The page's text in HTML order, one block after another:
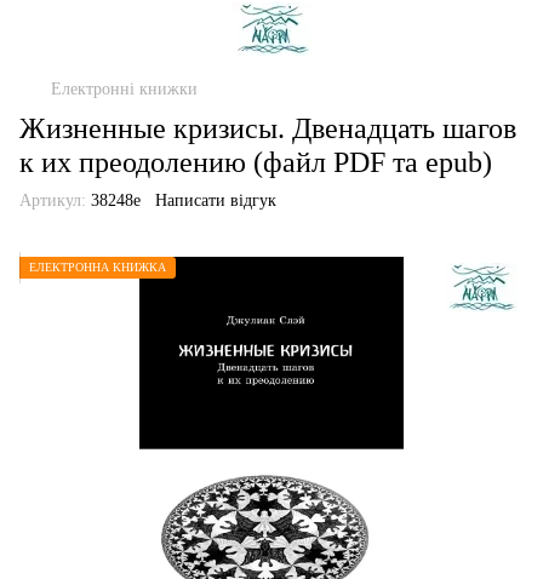
Електронні книжки
Жизненные кризисы. Двенадцать шагов
к их преодолению (файл PDF та epub)
Артикул: 38248е Написати відгук
ЕЛЕКТРОННА КНИЖКА